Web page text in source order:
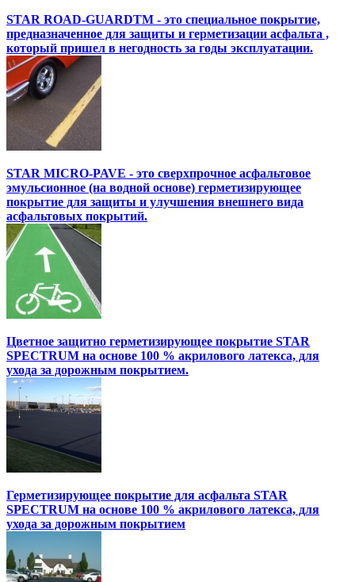
STAR ROAD-GUARDTM - это специальное покрытие,
предназначенное для защиты и герметизации асфальта ,
который пришел в негодность за годы эксплуатации.
STAR MICRO-PAVE - это сверхпрочное асфальтовое
эмульсионное (на водной основе) герметизирующее
покрытие для защиты и улучшения внешнего вида
асфальтовых покрытий.
Цветное защитно герметизирующее покрытие STAR
SPECTRUM на основе 100 % акрилового латекса, для
ухода за дорожным покрытием.
Герметизирующее покрытие для асфальта STAR
SPECTRUM на основе 100 % акрилового латекса, для
ухода за дорожным покрытием